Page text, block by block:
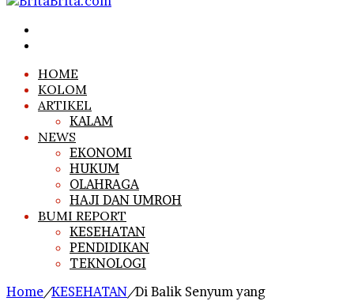
HOME
KOLOM
ARTIKEL
KALAM
NEWS
EKONOMI
HUKUM
OLAHRAGA
HAJI DAN UMROH
BUMI REPORT
KESEHATAN
PENDIDIKAN
TEKNOLOGI
Home/KESEHATAN/Di Balik Senyum yang